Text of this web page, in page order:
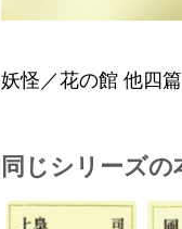
妖怪／花の館 他四篇
同じシリーズの